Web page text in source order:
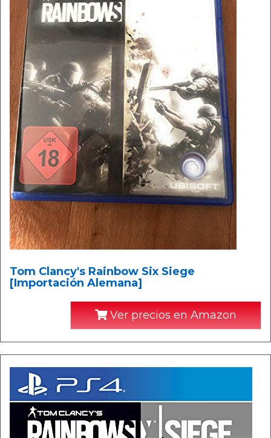
Tom Clancy's Rainbow Six Siege
[Importación Alemana]
Ver precios en Amazon